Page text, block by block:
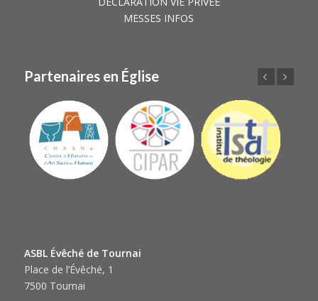
MESSES INFOS
Partenaires en Église
ASBL Évêché de Tournai
Place de l’Évêché, 1
7500 Tournai